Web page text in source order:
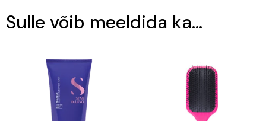
Sulle võib meeldida ka…